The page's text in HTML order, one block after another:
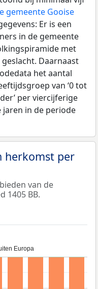
gemeente Gooise
Er is een
in de gemeente
met
Daarnaast
het aantal
van ‘0 tot
per viercijferige
in de periode
herkomst per
van de
1405 BB.
Europa